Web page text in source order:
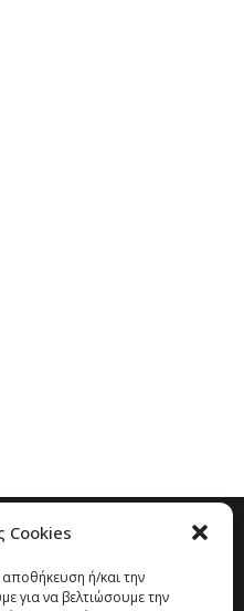
Cookies
ή/και την
για να βελτιώσουμε την